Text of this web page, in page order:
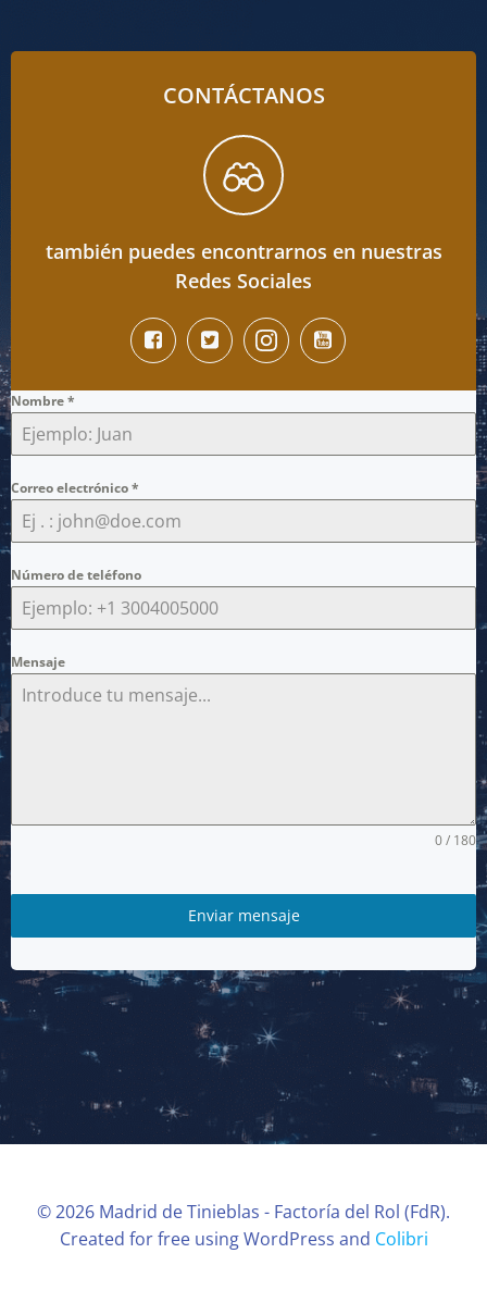
CONTÁCTANOS
también puedes encontrarnos en nuestras
Redes Sociales
Nombre*
Correo electrónico*
Número de teléfono
Mensaje
0 / 180
Enviar mensaje
© 2026 Madrid de Tinieblas - Factoría del Rol (FdR).
Created for free using WordPress and Colibri